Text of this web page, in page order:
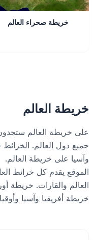
خريطة صحراء العالم
خريطة العالم
على خريطة العالم
جميع دول العالم. الخرائط
وآسيا على خريطة العالم.
الموقع يقدم كل خرائط
العالم والقارات. خريطة
خريطة أفريقيا وآسيا